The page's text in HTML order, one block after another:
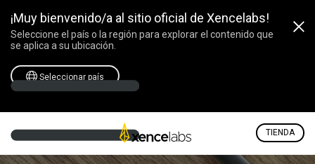
¡Muy bienvenido/a al sitio oficial de Xencelabs!
Seleccione el país o la región para explorar el contenido que
se aplica a su ubicación.
Seleccionar país
TIENDA